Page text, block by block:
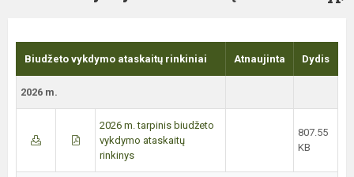
Biudžeto vykdymo ataskaitų rinkiniai Atnaujinta Dydis
2026 m.
2026 m. tarpinis biudžeto
vykdymo ataskaitų
rinkinys
807.55
KB